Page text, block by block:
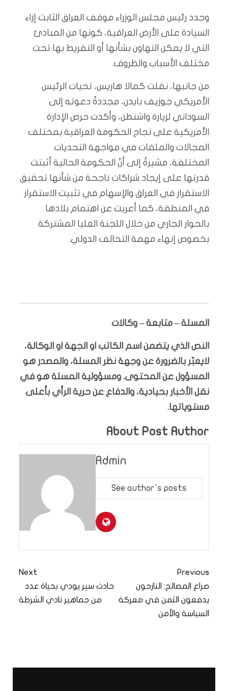
وجدد رئيس مجلس الوزراء موقف العراق الثابت إزاء
السيادة على الأرض العراقية، كونها من المبادئ
التي لا يمكن التهاون بشأنها أو التفريط بها تحت
مختلف الأسباب والظروف.
من جانبها، نقلت كمالا هاريس، تحيات الرئيس
الأمريكي جوزيف بايدن، مجددةً دعوته إلى
السوداني لزيارة واشنطن، وأكدت حرص الإدارة
الأمريكية على نجاح الحكومة العراقية بمختلف
المجالات والملفات في مواجهة التحديات
المختلفة، مشيرةً إلى أنّ الحكومة الحالية أثبتت
قدرتها على إيجاد شراكات ناجحة من شأنها تحقيق
الاستقرار في العراق والإسهام في تثبيت الاستقرار
في المنطقة، كما أعربت عن اهتمام بلادها
بالحوار الجاري من خلال اللجنة العليا المشتركة
بخصوص إنهاء مهمة التحالف الدولي.
المسلة – متابعة – وكالات
النص الذي يتضمن اسم الكاتب او الجهة او الوكالة،
لايعبّر بالضرورة عن وجهة نظر المسلة، والمصدر هو
المسؤول عن المحتوى. ومسؤولية المسلة هو في
نقل الأخبار بحيادية، والدفاع عن حرية الرأي بأعلى
مستوياتها.
About Post Author
Admin
See author's posts
Previous
صراع المصالح: النازحون
يدفعون الثمن في معركة
السياسة والأمن
Next
حادث سير يودي بحياة عدد
من جماهير نادي الشرطة